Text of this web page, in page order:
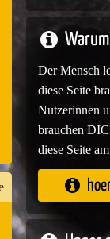
Der Mensch
diese Seite
Nutzerinnen
brauchen
diese Seite